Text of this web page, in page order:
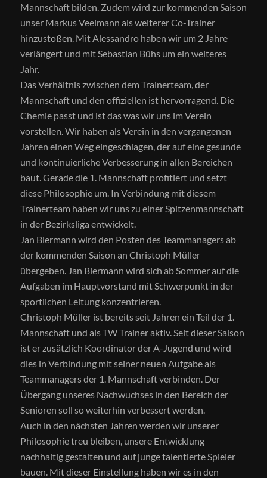
Mannschaft bilden. Zudem wird zur kommenden Saison
unser Markus Veelmann als weiterer Co-Trainer
hinzustoßen. Mit Alessandro haben wir um 2 Jahre
verlängert und mit Sebastian Bühs um ein weiteres
Jahr.
Das Verhältnis zwischen dem Trainerteam, der
Mannschaft und den offiziellen ist hervorragend. Die
Chemie passt und ist das was wir uns im Verein
vorstellen. Wir haben als Verein in den vergangenen
Jahren einen Weg eingeschlagen, der auf eine gesunde
und kontinuierliche Verbesserung in allen Bereichen
baut. Gerade die 1. Mannschaft profitiert und setzt
diese Philosophie um. In Verbindung mit diesem
Trainerteam haben wir uns zu einer Spitzenmannschaft
in der Bezirksliga entwickelt.
Jan Biermann wird den Posten des Teammanagers ab
der kommenden Saison an Christoph Müller
übergeben. Jan Biermann wird sich ab Sommer auf die
Aufgaben im Hauptvorstand mit Schwerpunkt in der
sportlichen Leitung konzentrieren.
Christoph Müller ist bereits seit Jahren ein Teil der 1.
Mannschaft und als TW Trainer aktiv. Seit dieser Saison
ist er zusätzlich Koordinator der A-Jugend und wird
dies in Verbindung mit seiner neuen Aufgabe als
Teammanagers der 1. Mannschaft verbinden. Der
Übergang unseres Nachwuchses in den Bereich der
Senioren soll so weiterhin verbessert werden.
Auch in den nächsten Jahren werden wir unserer
Philosophie treu bleiben, unsere Entwicklung
nachhaltig gestalten und auf junge talentierte Spieler
bauen. Mit dieser Einstellung haben wir es in den